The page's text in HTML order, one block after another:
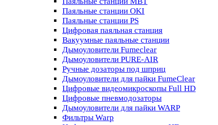
Паяльные станции OKI
Паяльные станции PS
Цифровая паяльная станция
Вакуумные паяльные станции
Дымоуловители Fumeclear
Дымоуловители PURE-AIR
Ручные дозаторы под шприц
Дымоуловители для пайки FumeClear
Цифровые видеомикроскопы Full HD
Цифровые пневмодозаторы
Дымоуловители для пайки WARP
Фильтры Warp